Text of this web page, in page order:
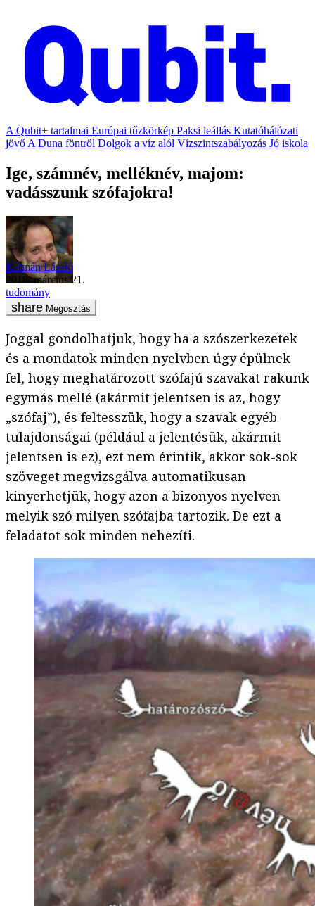
A Qubit+ tartalmai Európai tűzkörkép Paksi leállás Kutatóhálózati
jövő A Duna föntről Dolgok a víz alól Vízszintszabályozás Jó iskola
Ige, számnév, melléknév, majom:
vadásszunk szófajokra!
Kálmán László
2018. március 21.
tudomány
Megosztás
Joggal gondolhatjuk, hogy ha a szószerkezetek
és a mondatok minden nyelvben úgy épülnek
fel, hogy meghatározott szófajú szavakat rakunk
egymás mellé (akármit jelentsen is az, hogy
„szófaj”), és feltesszük, hogy a szavak egyéb
tulajdonságai (például a jelentésük, akármit
jelentsen is ez), ezt nem érintik, akkor sok-sok
szöveget megvizsgálva automatikusan
kinyerhetjük, hogy azon a bizonyos nyelven
melyik szó milyen szófajba tartozik. De ezt a
feladatot sok minden nehezíti.